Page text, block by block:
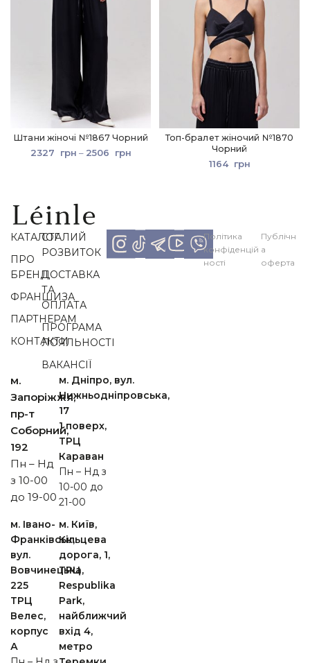
Штани жіночі №1867 Чорний
2327 грн – 2506 грн
Топ-бралет жіночий №1870
Чорний
1164 грн
м.
Запоріжжя,
пр-т
Cоборний,
192
Пн – Нд
з 10-00
до 19-00
м. Дніпро, вул.
Нижньодніпровська,
17
1 поверх,
ТРЦ
Караван
Пн – Нд з
10-00 до
21-00
м. Івано-
Франківськ,
вул.
Вовчинецька,
225
ТРЦ
Велес,
корпус
А
м. Київ,
Кільцева
дорога, 1,
ТРЦ
Respublika
Park,
найближчий
вхід 4,
метро
КАТАЛОГ
ПРО
БРЕНД
ФРАНШИЗА
ПАРТНЕРАМ
КОНТАКТИ
СТАЛИЙ
РОЗВИТОК
ДОСТАВКА
ТА
ОПЛАТА
ПРОГРАМА
ЛОЯЛЬНОСТІ
ВАКАНСІЇ
Політика
конфіденцій
ності
Публічн
а
оферта